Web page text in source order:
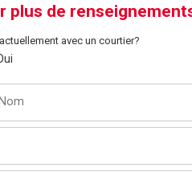
plus de
avec un courtier?